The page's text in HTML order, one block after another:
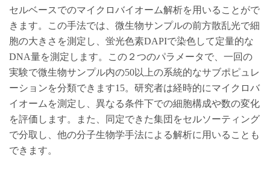
セルベースでのマイクロバイオーム解析を用いることがで
きます。この手法では、微生物サンプルの前方散乱光で細
胞の大きさを測定し、蛍光色素DAPIで染色して定量的な
DNA量を測定します。この２つのパラメータで、一回の
実験で微生物サンプル内の50以上の系統的なサブポピュレ
ーションを分類できます15。研究者は経時的にマイクロバ
イオームを測定し、異なる条件下での細胞構成や数の変化
を評価します。また、同定できた集団をセルソーティング
で分取し、他の分子生物学手法による解析に用いることも
できます。